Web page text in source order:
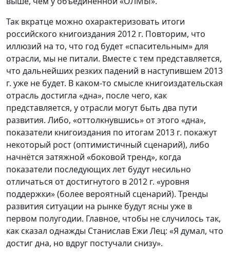
Так вкратце можно охарактеризовать итоги
российского книгоиздания 2012 г. Повторим, что
иллюзий на то, что год будет «спасительным» для
отрасли, мы не питали. Вместе с тем представляется,
что дальнейших резких падений в наступившем 2013
г. уже не будет. В каком-то смысле книгоиздательская
отрасль достигла «дна», после чего, как
представляется, у отрасли могут быть два пути
развития. Либо, «оттолкнувшись» от этого «дна»,
показатели книгоиздания по итогам 2013 г. покажут
некоторый рост (оптимистичный сценарий), либо
начнётся затяжной «боковой тренд», когда
показатели последующих лет будут несильно
отличаться от достигнутого в 2012 г. «уровня
поддержки» (более вероятный сценарий). Тренды
развития ситуации на рынке будут ясны уже в
первом полугодии. Главное, чтобы не случилось так,
как сказал однажды Станислав Ежи Лец: «Я думал, что
достиг дна, но вдруг постучали снизу».